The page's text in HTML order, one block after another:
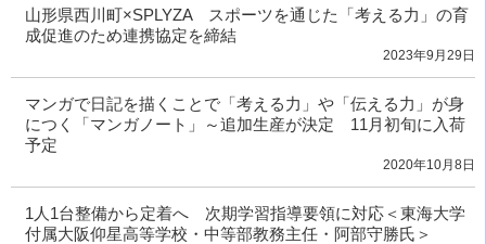
山形県西川町×SPLYZA スポーツを通じた「考える力」の育
成促進のため連携協定を締結
2023年9月29日
マンガで日記を描くことで「考える力」や「伝える力」が身
につく「マンガノート」～追加生産が決定 11月初旬に入荷
予定
2020年10月8日
1人1台整備から定着へ 次期学習指導要領に対応＜東海大学
付属大阪仰星高等学校・中等部教務主任・阿部守勝氏＞